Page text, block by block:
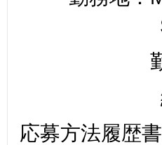
応募方法履歴